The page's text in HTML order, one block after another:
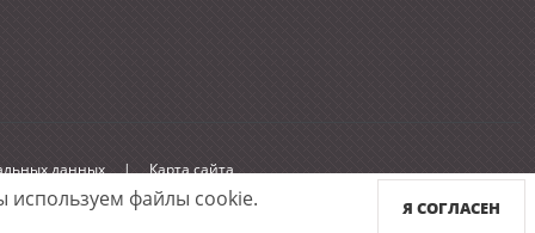
используем файлы cookie. Я СОГЛАСЕН
данных | Карта сайта